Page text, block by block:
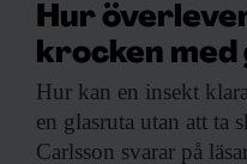
Hur
krocken
Hur kan en insekt
en glasruta utan att ta
Carlsson svarar på